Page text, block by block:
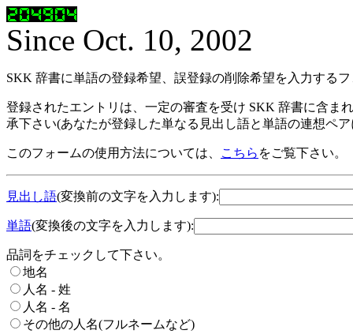
Since Oct. 10, 2002
SKK 辞書に単語の登録希望、誤登録の削除希望を入力する
登録されたエントリは、一定の審査を受け SKK 辞書に含ま
承下さい(あなたが登録した単なる見出し語と単語の連想ペ
このフォームの使用方法については、 こちら をご覧下さい。
見出し語(変換前の文字を入力します):
単語(変換後の文字を入力します):
品詞をチェックして下さい。
地名
人名 - 姓
人名 - 名
その他の人名(フルネームなど)